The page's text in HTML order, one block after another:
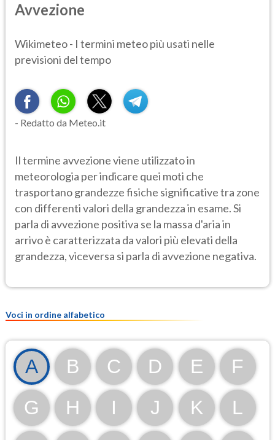
Avvezione
Wikimeteo - I termini meteo più usati nelle
previsioni del tempo
- Redatto da Meteo.it
Il termine avvezione viene utilizzato in
meteorologia per indicare quei moti che
trasportano grandezze fisiche significative tra zone
con differenti valori della grandezza in esame. Si
parla di avvezione positiva se la massa d'aria in
arrivo è caratterizzata da valori più elevati della
grandezza, viceversa si parla di avvezione negativa.
Voci in ordine alfabetico
A B C D E
F
G
H I J K
L